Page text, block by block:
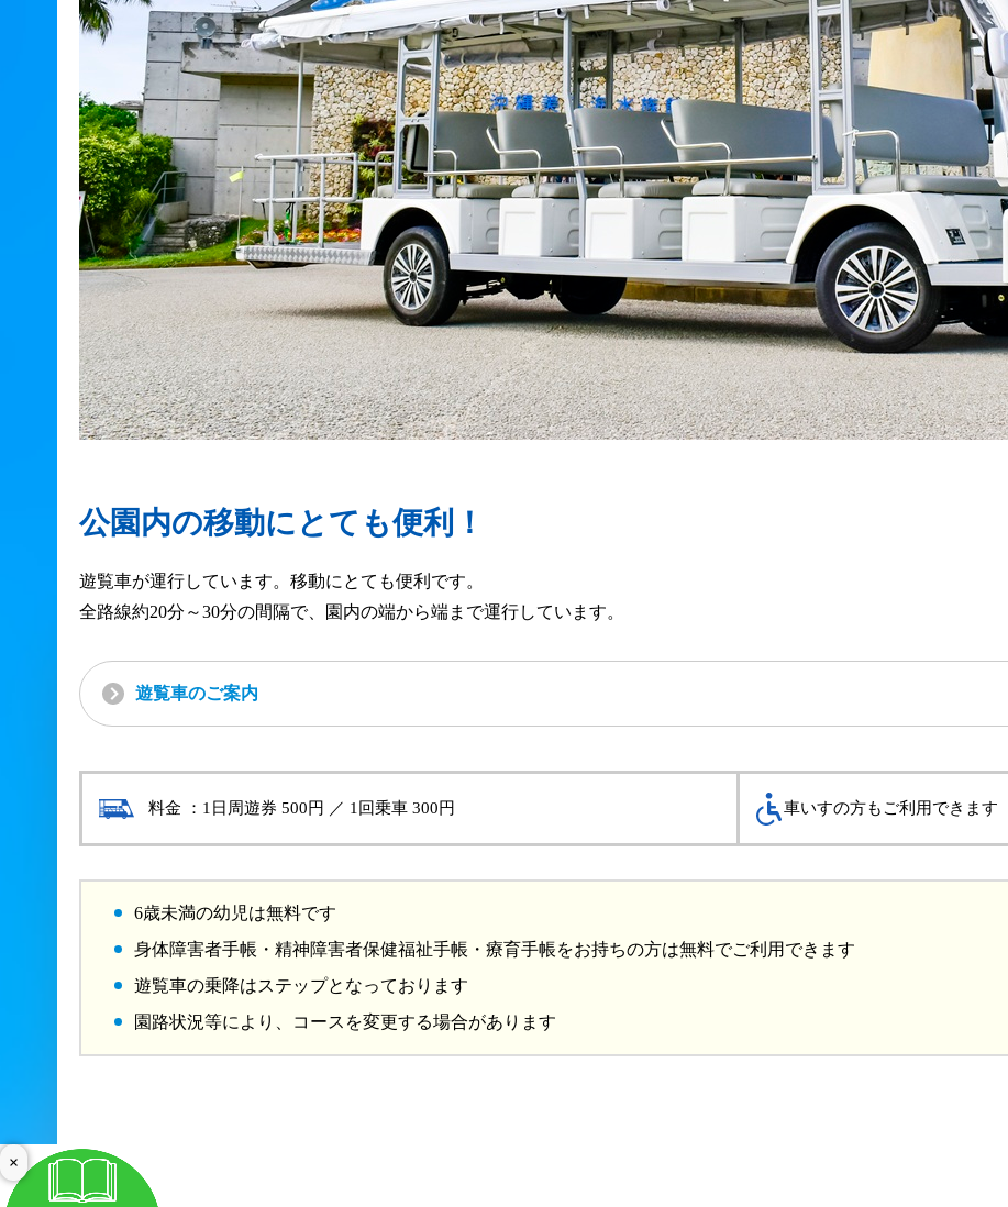
公園内の移動にとても便利！
遊覧車が運行しています。移動にとても便利です。
全路線約20分～30分の間隔で、園内の端から端まで運行しています。
遊覧車のご案内
料金 ：1日周遊券 500円 ／ 1回乗車 300円 車いすの方もご利用できます
6歳未満の幼児は無料です
身体障害者手帳・精神障害者保健福祉手帳・療育手帳をお持ちの方は無料でご利用できます
遊覧車の乗降はステップとなっております
園路状況等により、コースを変更する場合があります
×